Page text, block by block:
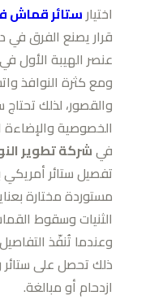
اختيارستائر قماش
قرار يصنع الفرق في
عنصر الهيبة الأول
ومع كثرة النوافذ
والقصور، لذلك
الخصوصية والإضاءة
فيشركة تطوير
تفصيل ستائر
مستوردة مختارة
الثنيات وسقوط
وعندما تُنفّذ
ذلك تحصل على
ازدحام أو مبالغة.